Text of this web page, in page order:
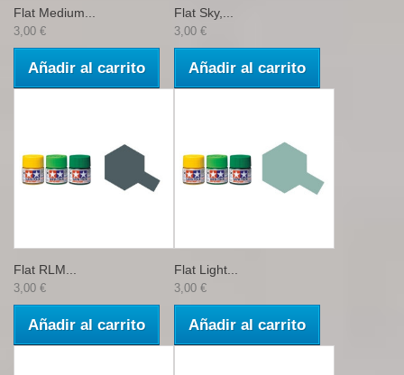
Flat Medium...
3,00 €
Añadir al carrito
Flat Sky,...
3,00 €
Añadir al carrito
Flat RLM...
3,00 €
Añadir al carrito
Flat Light...
3,00 €
Añadir al carrito